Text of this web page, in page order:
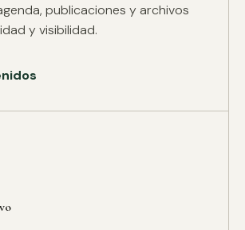
publicaciones y archivos
y visibilidad.